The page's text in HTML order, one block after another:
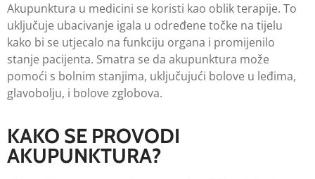
Akupunktura u medicini se koristi kao oblik terapije. To
uključuje ubacivanje igala u određene točke na tijelu
kako bi se utjecalo na funkciju organa i promijenilo
stanje pacijenta. Smatra se da akupunktura može
pomoći s bolnim stanjima, uključujući bolove u leđima,
glavobolju, i bolove zglobova.
KAKO SE PROVODI
AKUPUNKTURA?